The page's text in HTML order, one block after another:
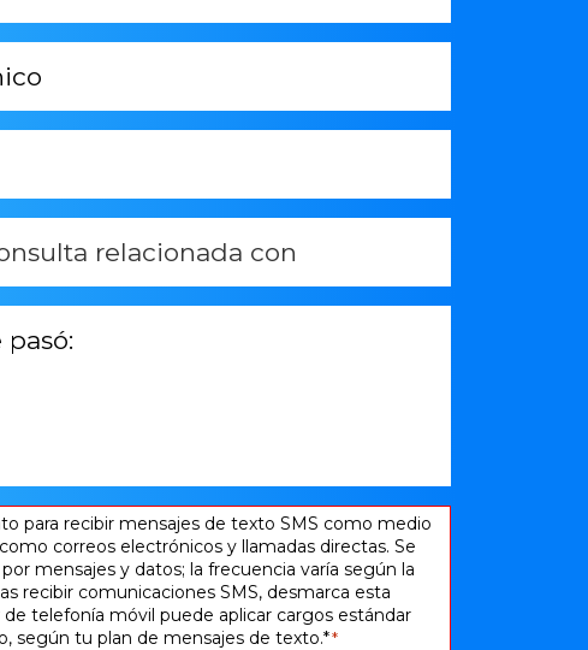
para recibir mensajes de texto SMS como medio
correos electrónicos y llamadas directas. Se
mensajes y datos; la frecuencia varía según la
recibir comunicaciones SMS, desmarca esta
de telefonía móvil puede aplicar cargos estándar
según tu plan de mensajes de texto.**